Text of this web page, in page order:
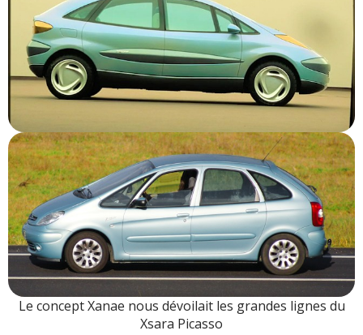
Le concept Xanae nous dévoilait les grandes lignes du
Xsara Picasso